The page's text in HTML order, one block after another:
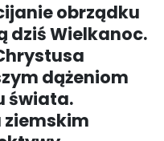
obrządku
dziś Wielkanoc.
dążeniom
świata.
ziemskim